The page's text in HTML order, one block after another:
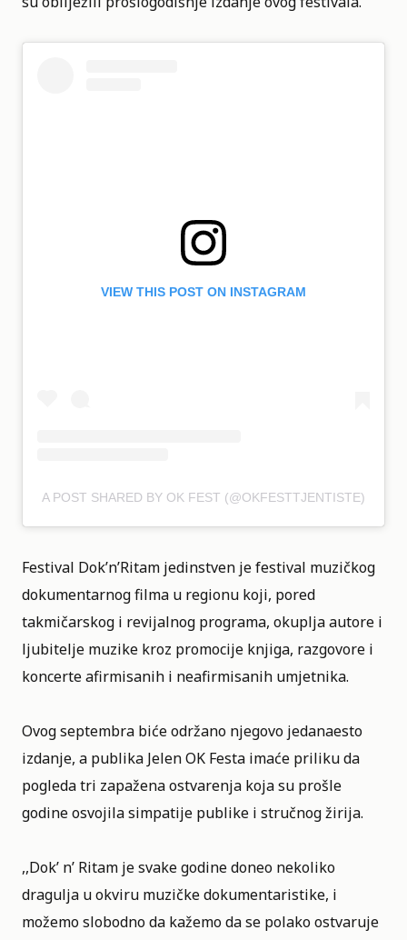
VIEW THIS POST ON INSTAGRAM
A POST SHARED BY OK FEST (@OKFESTTJENTISTE)
Festival Dok’n’Ritam jedinstven je festival muzičkog
dokumentarnog filma u regionu koji, pored
takmičarskog i revijalnog programa, okuplja autore i
ljubitelje muzike kroz promocije knjiga, razgovore i
koncerte afirmisanih i neafirmisanih umjetnika.
Ovog septembra biće održano njegovo jedanaesto
izdanje, a publika Jelen OK Festa imaće priliku da
pogleda tri zapažena ostvarenja koja su prošle
godine osvojila simpatije publike i stručnog žirija.
,,Dok’ n’ Ritam je svake godine doneo nekoliko
dragulja u okviru muzičke dokumentaristike, i
možemo slobodno da kažemo da se polako ostvaruje